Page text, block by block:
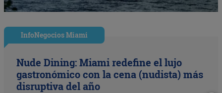
InfoNegocios Miami
Nude Dining: Miami redefine el lujo
gastronómico con la cena (nudista) más
disruptiva del año